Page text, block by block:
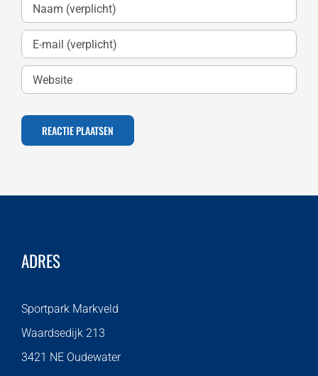
ADRES
Sportpark Markveld
Waardsedijk 213
3421 NE Oudewater